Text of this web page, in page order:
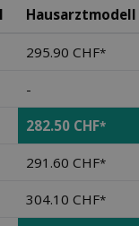
Hausarztmodell
295.90 CHF*
-
282.50 CHF*
291.60 CHF*
304.10 CHF*